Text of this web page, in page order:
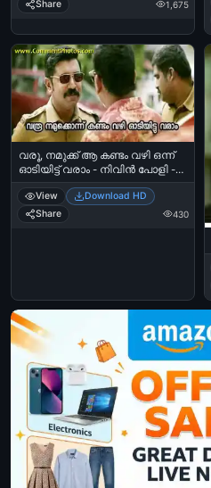
Share 1,675
വരൂ, നമുക്ക് ആ കണ്ടം വഴി ഒന്ന്
ഓടിയിട്ട്‌ വരാം - നിവിൻ പോളി -
ബൈജു പോലിസ് - Varu
Namukkonnu Kandam Vazhi
Odiyittu Varam - Nivin Pauly - Baiju
- OMKV - Odu Kandam Vazhi
View
Download HD
Share
430